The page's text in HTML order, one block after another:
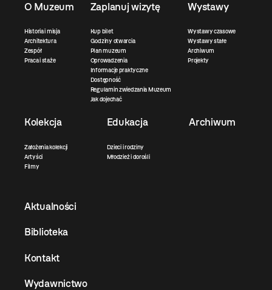
O Muzeum
Historia i misja
Architektura
Zespół
Praca i staże
Zaplanuj wizytę
Kup bilet
Godziny otwarcia
Plan muzeum
Oprowadzenia
Informacje praktyczne
Dostępność
Regulamin zwiedzania Muzeum
Jak dojechać
Wystawy
Wystawy czasowe
Wystawy stałe
Archiwum
Projekty
Kolekcja
Założenia kolekcji
Artyści
Filmy
Edukacja
Dzieci i rodziny
Młodzież i dorośli
Archiwum
Aktualności
Biblioteka
Kontakt
Wydawnictwo